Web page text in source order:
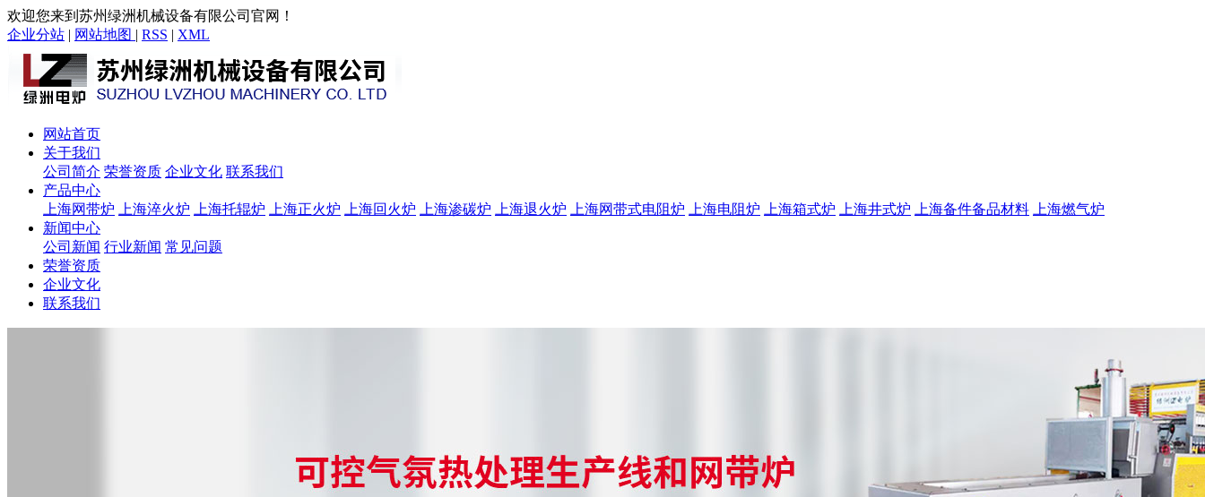
欢迎您来到苏州绿洲机械设备有限公司官网！
企业分站 | 网站地图 | RSS | XML
网站首页
关于我们
公司简介 荣誉资质 企业文化 联系我们
产品中心
上海网带炉
上海淬火炉 上海托辊炉 上海正火炉 上海回火炉 上海渗碳炉 上海退火炉 上海网带式电阻炉 上海电阻炉 上海箱式炉 上海井式炉 上海备件备品材料
上海燃气炉
新闻中心
公司新闻 行业新闻 常见问题
荣誉资质
企业文化
联系我们